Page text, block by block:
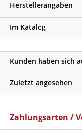
Herstellerangaben
Im Katalog
Kunden haben sich
Zuletzt angesehen
Zahlungsarten /